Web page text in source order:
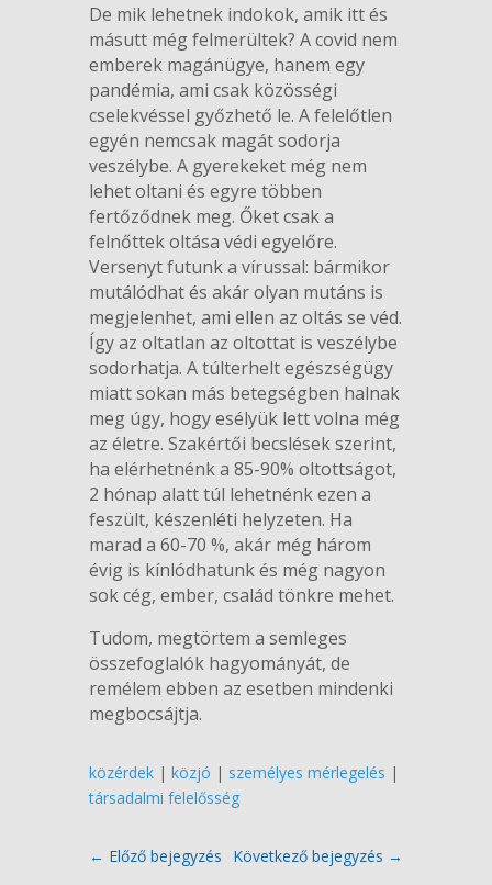
De mik lehetnek indokok, amik itt és
másutt még felmerültek? A covid nem
emberek magánügye, hanem egy
pandémia, ami csak közösségi
cselekvéssel győzhető le. A felelőtlen
egyén nemcsak magát sodorja
veszélybe. A gyerekeket még nem
lehet oltani és egyre többen
fertőződnek meg. Őket csak a
felnőttek oltása védi egyelőre.
Versenyt futunk a vírussal: bármikor
mutálódhat és akár olyan mutáns is
megjelenhet, ami ellen az oltás se véd.
Így az oltatlan az oltottat is veszélybe
sodorhatja. A túlterhelt egészségügy
miatt sokan más betegségben halnak
meg úgy, hogy esélyük lett volna még
az életre. Szakértői becslések szerint,
ha elérhetnénk a 85-90% oltottságot,
2 hónap alatt túl lehetnénk ezen a
feszült, készenléti helyzeten. Ha
marad a 60-70 %, akár még három
évig is kínlódhatunk és még nagyon
sok cég, ember, család tönkre mehet.
Tudom, megtörtem a semleges
összefoglalók hagyományát, de
remélem ebben az esetben mindenki
megbocsájtja.
közérdek| közjó | személyes mérlegelés |
társadalmi felelősség
← Előző bejegyzés Következő bejegyzés →